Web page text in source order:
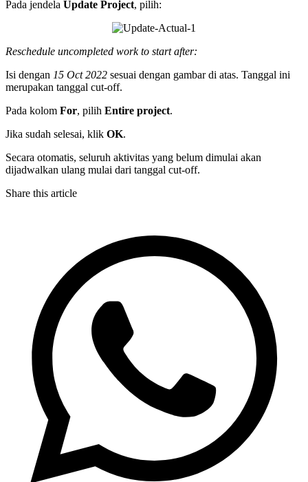
Pada jendela Update Project, pilih:
Reschedule uncompleted work to start after:
Isi dengan 15 Oct 2022 sesuai dengan gambar di atas. Tanggal ini
merupakan tanggal cut-off.
Pada kolom For, pilih Entire project.
Jika sudah selesai, klik OK.
Secara otomatis, seluruh aktivitas yang belum dimulai akan
dijadwalkan ulang mulai dari tanggal cut-off.
Share this article